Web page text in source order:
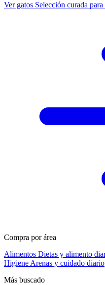
Ver gatos Selección curada
Compra por área
Alimentos Dietas y alimento
Higiene Arenas y cuidado diario
Más buscado